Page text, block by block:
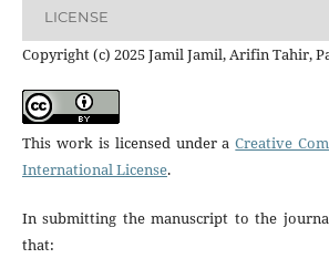
LICENSE
Copyright (c) 2025 Jamil Jamil, Arifin Tahir,
This work is licensed under aCreative
International License.
In submitting the manuscript to the
that: